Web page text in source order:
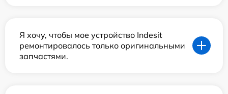
Я хочу, чтобы мое устройство Indesit
ремонтировалось только оригинальными
запчастями.